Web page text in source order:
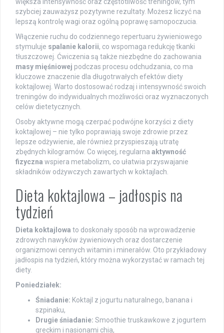
większa intensywność oraz częstotliwość treningów, tym
szybciej zauważysz pozytywne rezultaty. Możesz liczyć na
lepszą kontrolę wagi oraz ogólną poprawę samopoczucia.
Włączenie ruchu do codziennego repertuaru żywieniowego
stymuluje spalanie kalorii, co wspomaga redukcję tkanki
tłuszczowej. Ćwiczenia są także niezbędne do zachowania
masy mięśniowej podczas procesu odchudzania, co ma
kluczowe znaczenie dla długotrwałych efektów diety
koktajlowej. Warto dostosować rodzaj i intensywność swoich
treningów do indywidualnych możliwości oraz wyznaczonych
celów dietetycznych.
Osoby aktywne mogą czerpać podwójne korzyści z diety
koktajlowej – nie tylko poprawiają swoje zdrowie przez
lepsze odżywienie, ale również przyspieszają utratę
zbędnych kilogramów. Co więcej, regularna aktywność
fizyczna wspiera metabolizm, co ułatwia przyswajanie
składników odżywczych zawartych w koktajlach.
Dieta koktajlowa – jadłospis na
tydzień
Dieta koktajlowa to doskonały sposób na wprowadzenie
zdrowych nawyków żywieniowych oraz dostarczenie
organizmowi cennych witamin i minerałów. Oto przykładowy
jadłospis na tydzień, który można wykorzystać w ramach tej
diety.
Poniedziałek:
Śniadanie: Koktajl z jogurtu naturalnego, banana i
szpinaku,
Drugie śniadanie: Smoothie truskawkowe z jogurtem
greckim i nasionami chia,